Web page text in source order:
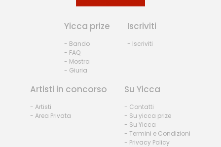
Yicca prize
- Bando
- FAQ
- Mostra
- Giuria
Iscriviti
- Iscriviti
Artisti in concorso
- Artisti
- Area Privata
Su Yicca
- Contatti
- Su yicca prize
- Su Yicca
- Termini e Condizioni
- Privacy Policy